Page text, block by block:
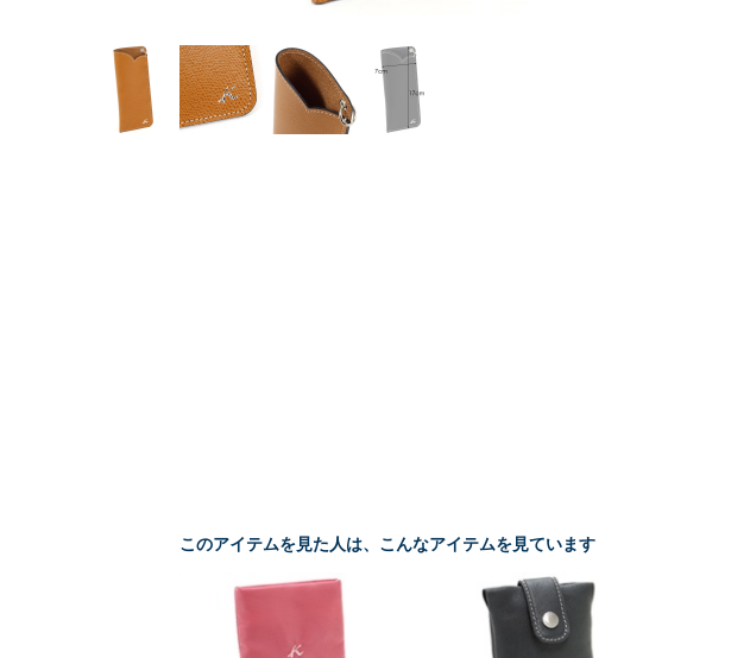
このアイテムを見た人は、こんなアイテムを見ています